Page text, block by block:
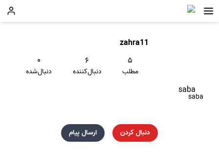
zahra11
۵
مطلب
۶
دنبال‌کننده
۰
دنبال‌شده
saba
saba
دنبال کردن ارسال پیام